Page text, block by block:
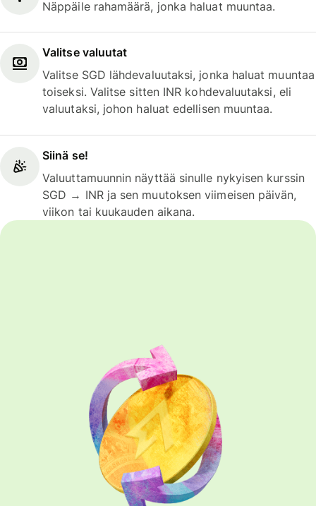
Näppäile rahamäärä, jonka haluat muuntaa.
Valitse valuutat
Valitse SGD lähdevaluutaksi, jonka haluat muuntaa
toiseksi. Valitse sitten INR kohdevaluutaksi, eli
valuutaksi, johon haluat edellisen muuntaa.
Siinä se!
Valuuttamuunnin näyttää sinulle nykyisen kurssin
SGD → INR ja sen muutoksen viimeisen päivän,
viikon tai kuukauden aikana.